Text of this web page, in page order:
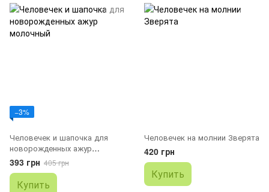
−3%
Человечек и шапочка для
новорожденных ажур
молочный
393 грн 405 грн
Купить
Человечек на молнии Зверята
420 грн
Купить